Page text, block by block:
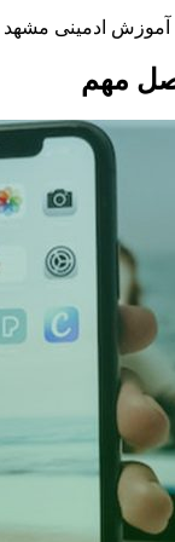
آموزش ادمینی مشهد | ۹ سرفصل